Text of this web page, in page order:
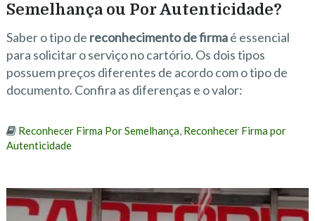
Semelhança ou Por Autenticidade?
Saber o tipo de reconhecimento de firmaé essencial
para solicitar o serviço no cartório. Os dois tipos
possuem preços diferentes de acordo com o tipo de
documento. Confira as diferenças e o valor:
Reconhecer Firma Por Semelhança, Reconhecer Firma por
Autenticidade